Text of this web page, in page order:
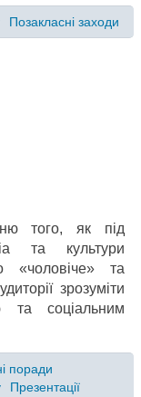
Позакласні заходи
того, як під
та культури
«чоловіче» та
зрозуміти
та соціальним
поради
Презентації